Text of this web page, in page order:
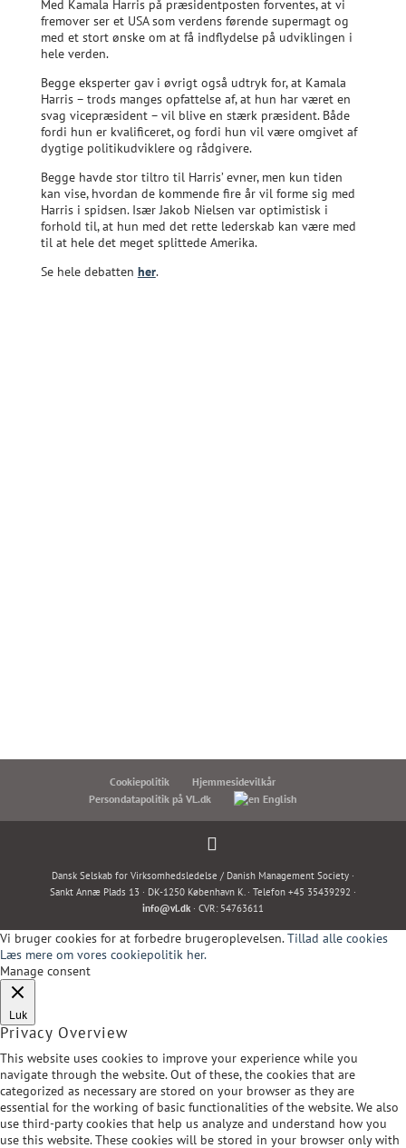
Med Kamala Harris på præsidentposten forventes, at vi
fremover ser et USA som verdens førende supermagt og
med et stort ønske om at få indflydelse på udviklingen i
hele verden.
Begge eksperter gav i øvrigt også udtryk for, at Kamala
Harris – trods manges opfattelse af, at hun har været en
svag vicepræsident – vil blive en stærk præsident. Både
fordi hun er kvalificeret, og fordi hun vil være omgivet af
dygtige politikudviklere og rådgivere.
Begge havde stor tiltro til Harris’ evner, men kun tiden
kan vise, hvordan de kommende fire år vil forme sig med
Harris i spidsen. Især Jakob Nielsen var optimistisk i
forhold til, at hun med det rette lederskab kan være med
til at hele det meget splittede Amerika.
Se hele debatten her.
Cookiepolitik
Hjemmesidevilkår
Persondatapolitik på VL.dk
English
Dansk Selskab for Virksomhedsledelse / Danish Management Society ·
Sankt Annæ Plads 13 · DK-1250 København K. · Telefon +45 35439292 ·
info@vl.dk· CVR: 54763611
Vi bruger cookies for at forbedre brugeroplevelsen.Tillad alle cookies
Læs mere om vores cookiepolitik her.
Manage consent
Luk
Privacy Overview
This website uses cookies to improve your experience while you
navigate through the website. Out of these, the cookies that are
categorized as necessary are stored on your browser as they are
essential for the working of basic functionalities of the website. We also
use third-party cookies that help us analyze and understand how you
use this website. These cookies will be stored in your browser only with